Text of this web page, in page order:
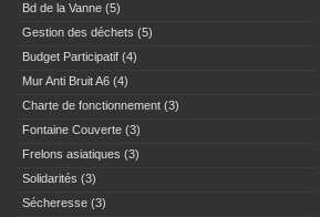
Bd de la Vanne (5)
Gestion des déchets (5)
Budget Participatif (4)
Mur Anti Bruit A6 (4)
Charte de fonctionnement (3)
Fontaine Couverte (3)
Frelons asiatiques (3)
Solidarités (3)
Sécheresse (3)